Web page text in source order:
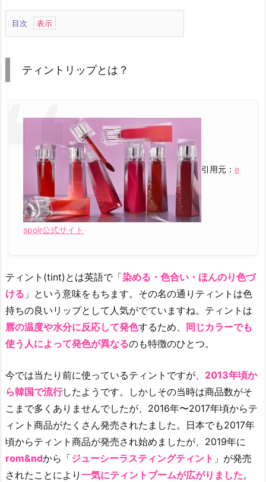
目次
1.
ィ
テ
ィ
ン
正
し
い
ぬ
り
は？
2.
1.
テ
ィ
ン
ト
ティントリップとは？
引用元： e
spoir公式サイト
ティント(tint)とは英語で「染める・色合い・ほんのり色づ
ける 」という意味をもちます。その名の通りティントは色
持ちの良いリップとして人気がでていますね。ティントは
唇の温度や水分に反応して発色するため、 同じカラーでも
使う人によって発色が異なるのも特徴のひとつ。
今では当たり前に使っているティントですが、 2013年頃か
ら韓国で流行したようです。しかしその当時は商品数がそ
こまで多くありませんでしたが、2016年〜2017年頃からテ
ィント商品がたくさん発売されたました。日本でも2017年
頃からティント商品が発売され始めましたが、2019年に
rom&ndから「ジューシーラスティングティント 」が発売
されたことにより 一気にティントブームが広がりました。